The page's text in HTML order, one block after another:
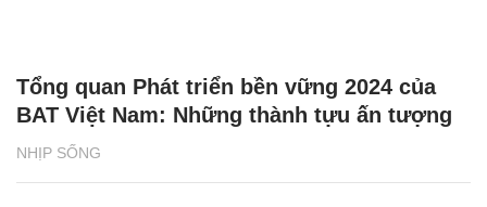
NHỊP SỐNG
Tổng quan Phát triển bền vững 2024 của
BAT Việt Nam: Những thành tựu ấn tượng